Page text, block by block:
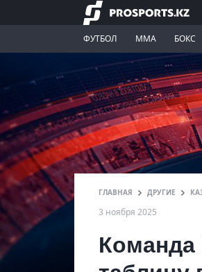
ФУТБОЛ ММА БОКС
ГЛАВНАЯ ДРУГИЕ
3 ноября 2025
Команда